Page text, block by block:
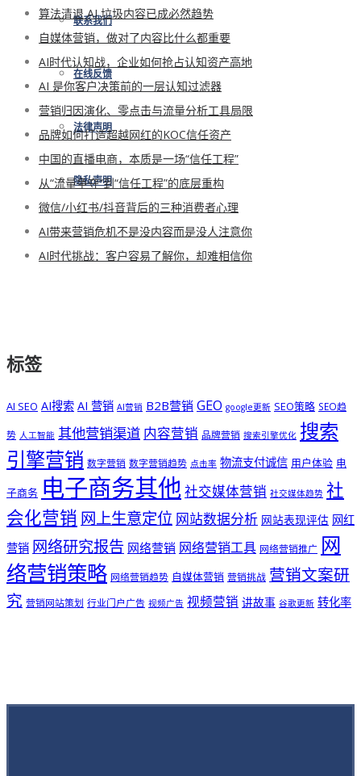
联系我们
在线反馈
法律声明
隐私声明
算法清退 AI 垃圾内容已成必然趋势
自媒体营销，做对了内容比什么都重要
AI时代认知战，企业如何抢占认知资产高地
AI 是你客户决策前的一层认知过滤器
营销归因演化、零点击与流量分析工具局限
品牌如何打造超越网红的KOC信任资产
中国的直播电商，本质是一场“信任工程”
从“流量争夺”到“信任工程”的底层重构
微信/小红书/抖音背后的三种消费者心理
AI带来营销危机不是没内容而是没人注意你
AI时代挑战：客户容易了解你，却难相信你
标签
AI SEO AI搜索 AI 营销 AI营销 B2B营销 GEO google更新 SEO策略 SEO趋
势 人工智能 其他营销渠道 内容营销 品牌营销 搜索引擎优化 搜索
引擎营销 数字营销 数字营销趋势 点击率 物流支付诚信 用户体验 电
子商务 电子商务其他社交媒体营销 社交媒体趋势 社
会化营销 网上生意定位 网站数据分析 网站表现评估 网红
营销 网络研究报告 网络营销 网络营销工具 网络营销推广 网
络营销策略 网络营销趋势 自媒体营销 营销挑战 营销文案研
究 营销网站策划 行业门户广告 视频广告 视频营销 讲故事 谷歌更新 转化率